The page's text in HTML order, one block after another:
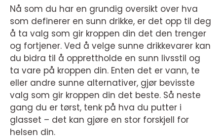
Nå som du har en grundig oversikt over hva
som definerer en sunn drikke, er det opp til deg
å ta valg som gir kroppen din det den trenger
og fortjener. Ved å velge sunne drikkevarer kan
du bidra til å opprettholde en sunn livsstil og
ta vare på kroppen din. Enten det er vann, te
eller andre sunne alternativer, gjør bevisste
valg som gir kroppen din det beste. Så neste
gang du er tørst, tenk på hva du putter i
glasset – det kan gjøre en stor forskjell for
helsen din.